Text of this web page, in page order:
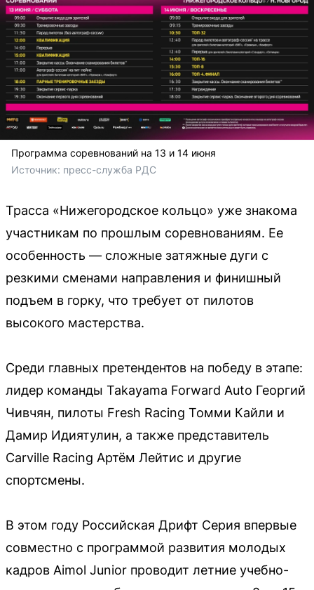
Программа соревнований на 13 и 14 июня
Источник: пресс-служба РДС
Трасса «Нижегородское кольцо» уже знакома
участникам по прошлым соревнованиям. Ее
особенность — сложные затяжные дуги с
резкими сменами направления и финишный
подъем в горку, что требует от пилотов
высокого мастерства.
Среди главных претендентов на победу в этапе:
лидер команды Takayama Forward Auto Георгий
Чивчян, пилоты Fresh Racing Томми Кайли и
Дамир Идиятулин, а также представитель
Carville Racing Артём Лейтис и другие
спортсмены.
В этом году Российская Дрифт Серия впервые
совместно с программой развития молодых
кадров Aimol Junior проводит летние учебно-